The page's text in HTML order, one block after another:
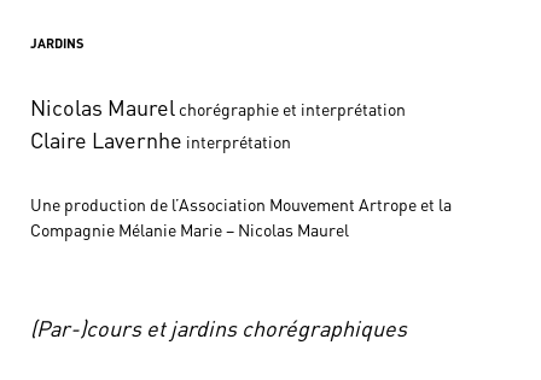
JARDINS
Nicolas Maurel chorégraphie et interprétation
Claire Lavernhe interprétation
Une production de l’Association Mouvement Artrope et la
Compagnie Mélanie Marie – Nicolas Maurel
(Par-)cours et jardins chorégraphiques